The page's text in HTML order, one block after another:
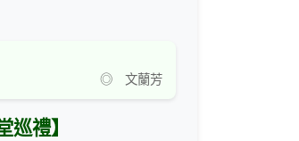
◎ 文蘭芳
巡禮】